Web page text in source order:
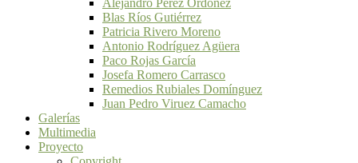
Alejandro Pérez Ordóñez
Blas Ríos Gutiérrez
Patricia Rivero Moreno
Antonio Rodríguez Agüera
Paco Rojas García
Josefa Romero Carrasco
Remedios Rubiales Domínguez
Juan Pedro Viruez Camacho
Galerías
Multimedia
Proyecto